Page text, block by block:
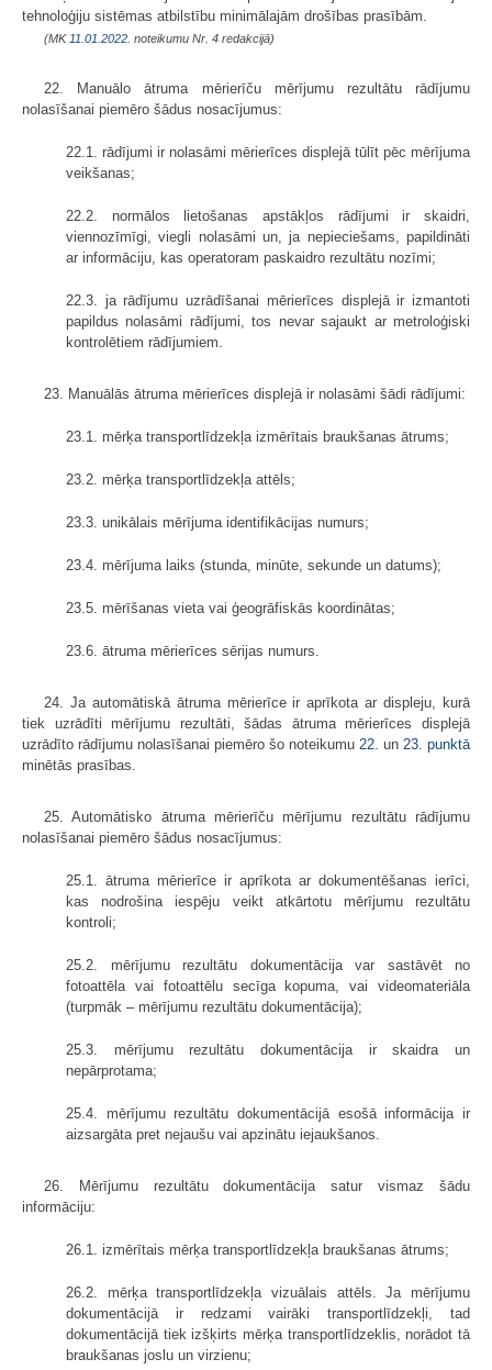
tehnoloģiju sistēmas atbilstību minimālajām drošības prasībām.
(MK 11.01.2022. noteikumu Nr. 4 redakcijā)
22. Manuālo ātruma mērierīču mērījumu rezultātu rādījumu
nolasīšanai piemēro šādus nosacījumus:
22.1. rādījumi ir nolasāmi mērierīces displejā tūlīt pēc mērījuma
veikšanas;
22.2. normālos lietošanas apstākļos rādījumi ir skaidri,
viennozīmīgi, viegli nolasāmi un, ja nepieciešams, papildināti
ar informāciju, kas operatoram paskaidro rezultātu nozīmi;
22.3. ja rādījumu uzrādīšanai mērierīces displejā ir izmantoti
papildus nolasāmi rādījumi, tos nevar sajaukt ar metroloģiski
kontrolētiem rādījumiem.
23. Manuālās ātruma mērierīces displejā ir nolasāmi šādi rādījumi:
23.1. mērķa transportlīdzekļa izmērītais braukšanas ātrums;
23.2. mērķa transportlīdzekļa attēls;
23.3. unikālais mērījuma identifikācijas numurs;
23.4. mērījuma laiks (stunda, minūte, sekunde un datums);
23.5. mērīšanas vieta vai ģeogrāfiskās koordinātas;
23.6. ātruma mērierīces sērijas numurs.
24. Ja automātiskā ātruma mērierīce ir aprīkota ar displeju, kurā
tiek uzrādīti mērījumu rezultāti, šādas ātruma mērierīces displejā
uzrādīto rādījumu nolasīšanai piemēro šo noteikumu 22. un 23. punktā
minētās prasības.
25. Automātisko ātruma mērierīču mērījumu rezultātu rādījumu
nolasīšanai piemēro šādus nosacījumus:
25.1. ātruma mērierīce ir aprīkota ar dokumentēšanas ierīci,
kas nodrošina iespēju veikt atkārtotu mērījumu rezultātu
kontroli;
25.2. mērījumu rezultātu dokumentācija var sastāvēt no
fotoattēla vai fotoattēlu secīga kopuma, vai videomateriāla
(turpmāk – mērījumu rezultātu dokumentācija);
25.3. mērījumu rezultātu dokumentācija ir skaidra un
nepārprotama;
25.4. mērījumu rezultātu dokumentācijā esošā informācija ir
aizsargāta pret nejaušu vai apzinātu iejaukšanos.
26. Mērījumu rezultātu dokumentācija satur vismaz šādu
informāciju:
26.1. izmērītais mērķa transportlīdzekļa braukšanas ātrums;
26.2. mērķa transportlīdzekļa vizuālais attēls. Ja mērījumu
dokumentācijā ir redzami vairāki transportlīdzekļi, tad
dokumentācijā tiek izšķirts mērķa transportlīdzeklis, norādot tā
braukšanas joslu un virzienu;